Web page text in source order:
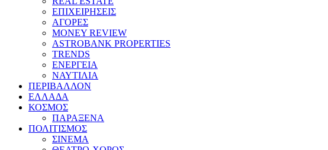
ΕΠΙΧΕΙΡΗΣΕΙΣ
ΑΓΟΡΕΣ
MONEY REVIEW
ASTROBANK PROPERTIES
TRENDS
ΕΝΕΡΓΕΙΑ
ΝΑΥΤΙΛΙΑ
ΠΕΡΙΒΑΛΛΟΝ
ΕΛΛΑΔΑ
ΚΟΣΜΟΣ
ΠΑΡΑΞΕΝΑ
ΠΟΛΙΤΙΣΜΟΣ
ΣΙΝΕΜΑ